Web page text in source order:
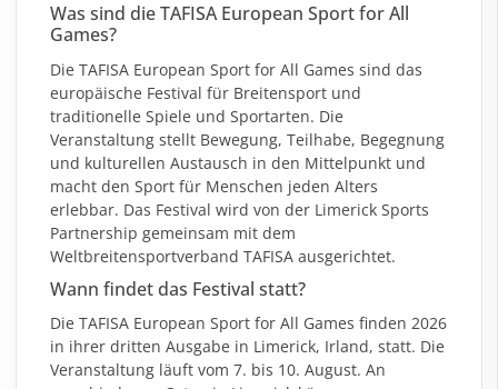
Was sind die TAFISA European Sport for All
Games?
Die TAFISA European Sport for All Games sind das
europäische Festival für Breitensport und
traditionelle Spiele und Sportarten. Die
Veranstaltung stellt Bewegung, Teilhabe, Begegnung
und kulturellen Austausch in den Mittelpunkt und
macht den Sport für Menschen jeden Alters
erlebbar. Das Festival wird von der Limerick Sports
Partnership gemeinsam mit dem
Weltbreitensportverband TAFISA ausgerichtet.
Wann findet das Festival statt?
Die TAFISA European Sport for All Games finden 2026
in ihrer dritten Ausgabe in Limerick, Irland, statt. Die
Veranstaltung läuft vom 7. bis 10. August. An